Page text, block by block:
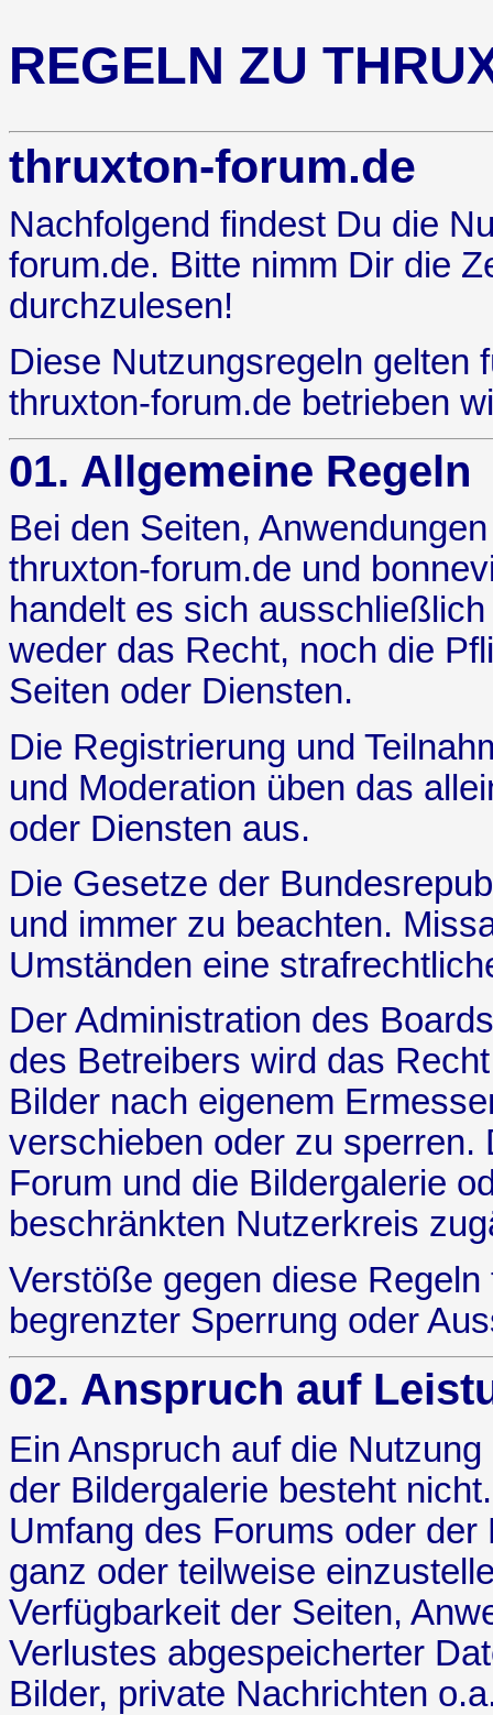
REGELN ZU
thruxton-forum.de
Nachfolgend findest Du die
forum.de. Bitte nimm Dir die
durchzulesen!
Diese Nutzungsregeln gelten
thruxton-forum.de betrieben
01. Allgemeine Regeln
Bei den Seiten,
thruxton-forum.de und
handelt es sich
weder das Recht, noch die
Seiten oder Diensten.
Die Registrierung und
und Moderation üben das
oder Diensten aus.
Die Gesetze der
und immer zu beachten.
Umständen eine
Der Administration des
des Betreibers wird das
Bilder nach eigenem
verschieben oder zu
Forum und die Bildergalerie
beschränkten Nutzerkreis
Verstöße gegen diese
begrenzter Sperrung oder
02. Anspruch auf
Ein Anspruch auf die
der Bildergalerie besteht
Umfang des Forums oder
ganz oder teilweise
Verfügbarkeit der Seiten,
Verlustes abgespeicherter
Bilder, private Nachrichten